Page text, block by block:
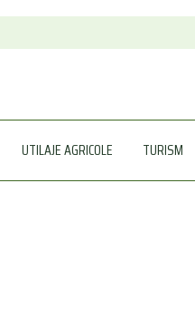
UTILAJE AGRICOLE TURISM